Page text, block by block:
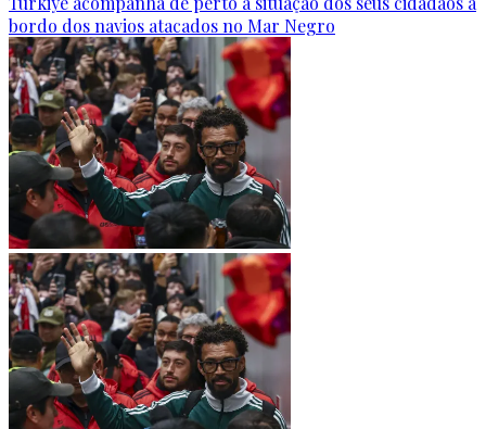
bordo dos navios atacados no Mar Negro